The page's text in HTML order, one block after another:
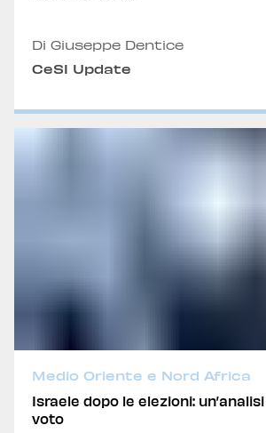
Di Giuseppe Dentice
CeSI Update
Medio Oriente e Nord Africa
Israele dopo le elezioni:
voto